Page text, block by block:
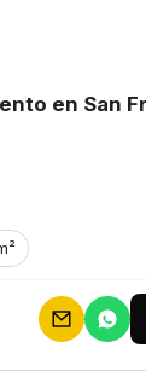
en San